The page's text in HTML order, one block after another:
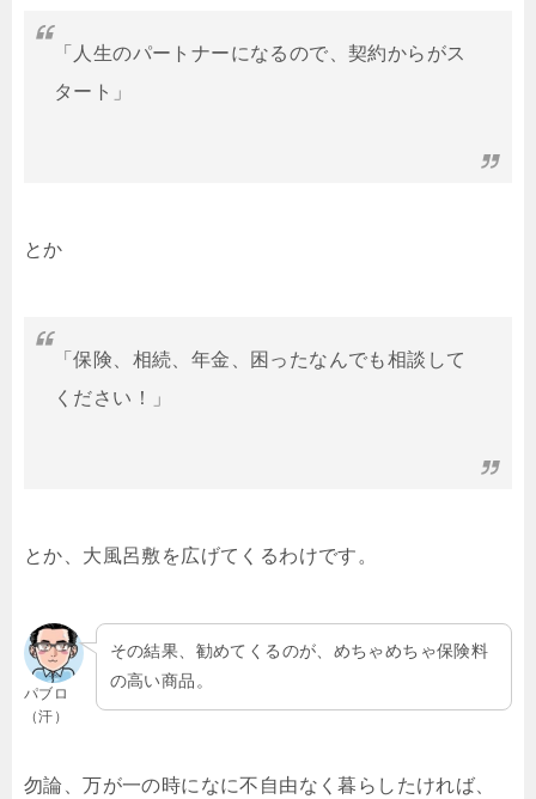
「人生のパートナーになるので、契約からがス
タート」
とか
「保険、相続、年金、困ったなんでも相談して
ください！」
とか、大風呂敷を広げてくるわけです。
パブロ
（汗）
その結果、勧めてくるのが、めちゃめちゃ保険料
の高い商品。
勿論、万が一の時になに不自由なく暮らしたければ、